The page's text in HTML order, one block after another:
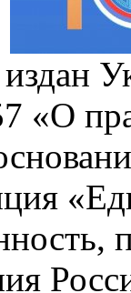
издан
«О